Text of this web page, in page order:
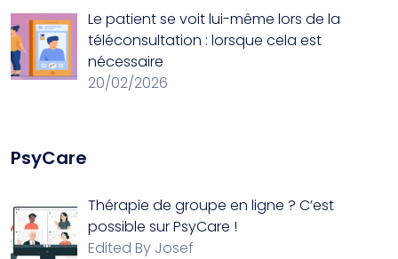
Le patient se voit lui-même lors de la
téléconsultation : lorsque cela est
nécessaire
20/02/2026
PsyCare
Thérapie de groupe en ligne ? C’est
possible sur PsyCare !
Edited By Josef